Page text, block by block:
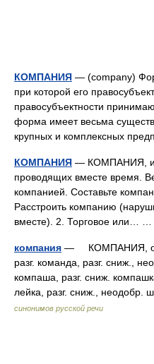
КОМПАНИЯ — (company)
при которой его
правосубъектности
форма имеет весьма
крупных и комплексных
КОМПАНИЯ — КОМПАНИЯ, и,
проводящих вместе время.
компанией. Составьте
Расстроить компанию
вместе). 2. Торговое или… …
компания — КОМПАНИЯ,
разг. команда, разг. сниж.,
компаша, разг. сниж.
лейка, разг. сниж., неодобр.
синонимов русской речи